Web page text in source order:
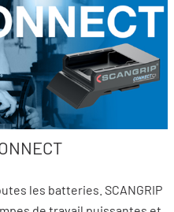
les batteries. SCANGRIP